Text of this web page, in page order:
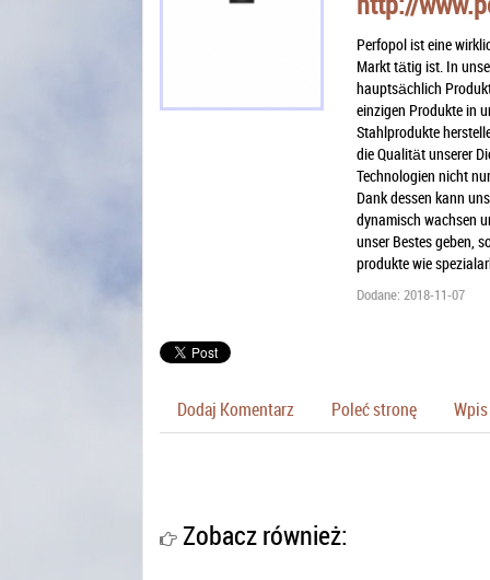
Perfopol ist eine
Markt tätig ist. In
hauptsächlich
einzigen Produkte in
Stahlprodukte
die Qualität unserer
Technologien nicht
Dank dessen kann
dynamisch wachsen
unser Bestes geben,
produkte wie
Dodane: 2018-11-07
Dodaj Komentarz Poleć stronę
Zobacz również: